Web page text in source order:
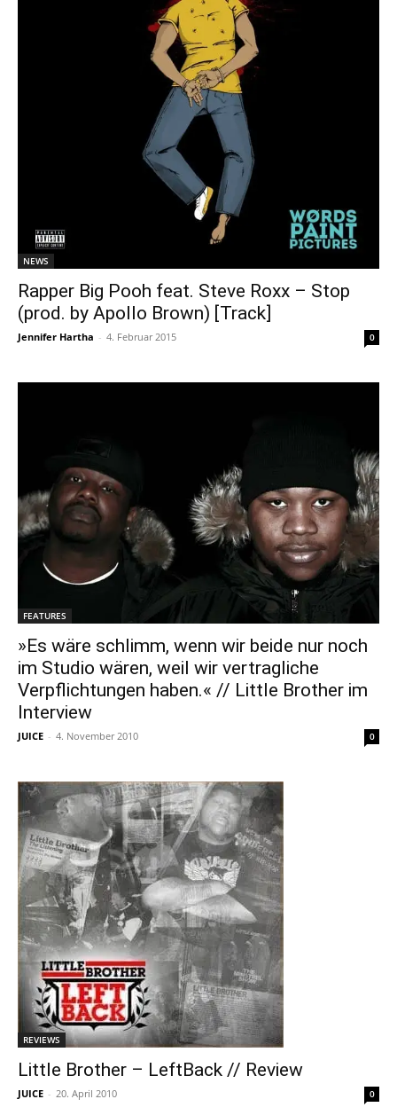
NEWS
Rapper Big Pooh feat. Steve Roxx – Stop
(prod. by Apollo Brown) [Track]
Jennifer Hartha - 4. Februar 2015 0
FEATURES
»Es wäre schlimm, wenn wir beide nur noch
im Studio wären, weil wir vertragliche
Verpflichtungen haben.« // Little Brother im
Interview
JUICE - 4. November 2010 0
REVIEWS
Little Brother – LeftBack // Review
JUICE - 20. April 2010 0